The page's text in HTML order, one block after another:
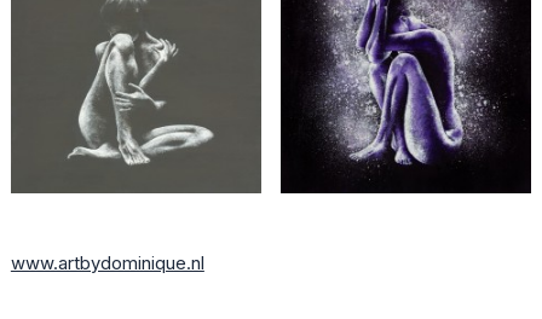
www.artbydominique.nl